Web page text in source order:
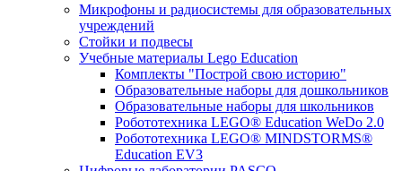
Микрофоны и радиосистемы для образовательных
учреждений
Стойки и подвесы
Учебные материалы Lego Education
Комплекты "Построй свою историю"
Образовательные наборы для дошкольников
Образовательные наборы для школьников
Робототехника LEGO® Education WeDo 2.0
Робототехника LEGO® MINDSTORMS®
Education EV3